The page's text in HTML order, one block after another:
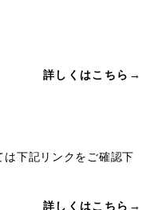
詳しくはこちら→
下記リンクをご確認下
詳しくはこちら→